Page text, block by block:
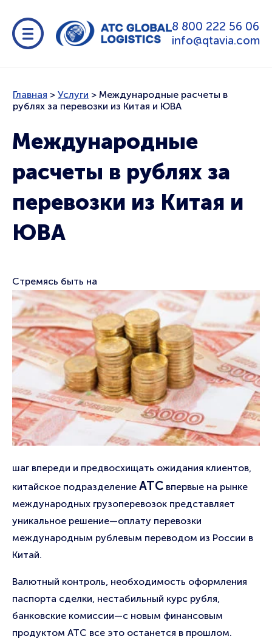
8 800 222 56 06
info@qtavia.com
Главная > Услуги > Международные расчеты в
рублях за перевозки из Китая и ЮВА
Международные
расчеты в рублях за
перевозки из Китая и
ЮВА
Стремясь быть на
шаг впереди и предвосхищать ожидания клиентов,
китайское подразделение АТС впервые на рынке
международных грузоперевозок представляет
уникальное решение—оплату перевозки
международным рублевым переводом из России в
Китай.
Валютный контроль, необходимость оформления
паспорта сделки, нестабильный курс рубля,
банковские комиссии—с новым финансовым
продуктом АТС все это останется в прошлом.